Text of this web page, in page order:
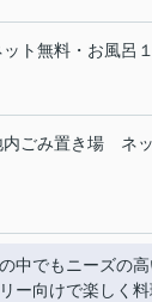
ト無料・お風呂
内ごみ置き場 ネ
中でもニーズの
ー向けで楽しく